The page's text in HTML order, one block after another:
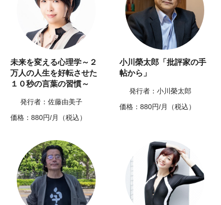
未来を変える心理学～２
万人の人生を好転させた
１０秒の言葉の習慣～
発行者：佐藤由美子
価格：880円/月（税込）
小川榮太郎「批評家の手
帖から」
発行者：小川榮太郎
価格：880円/月（税込）